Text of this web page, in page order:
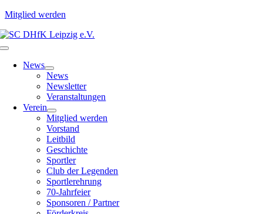
Mitglied werden
Zum
Inhalt
Toggle
NavigationNews
News
Newsletter
Veranstaltungen
Verein
Mitglied werden
Vorstand
Leitbild
Geschichte
Sportler
Club der Legenden
Sportlerehrung
70-Jahrfeier
Sponsoren / Partner